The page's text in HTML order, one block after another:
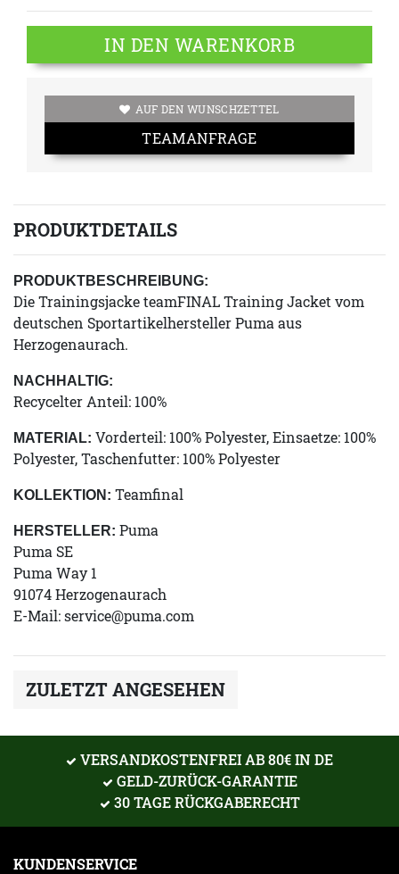
IN DEN WARENKORB
AUF DEN WUNSCHZETTEL
TEAMANFRAGE
PRODUKTDETAILS
PRODUKTBESCHREIBUNG:
Die Trainingsjacke teamFINAL Training Jacket vom
deutschen Sportartikelhersteller Puma aus
Herzogenaurach.
NACHHALTIG:
Recycelter Anteil: 100%
MATERIAL: Vorderteil: 100% Polyester, Einsaetze: 100%
Polyester, Taschenfutter: 100% Polyester
KOLLEKTION: Teamfinal
HERSTELLER: Puma
Puma SE
Puma Way 1
91074 Herzogenaurach
E-Mail:service@puma.com
ZULETZT ANGESEHEN
VERSANDKOSTENFREI AB 80€ IN DE
GELD-ZURÜCK-GARANTIE
30 TAGE RÜCKGABERECHT
KUNDENSERVICE